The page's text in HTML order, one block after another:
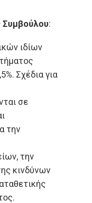
:
ιδίων
Σχέδια για
σε
την
την
κινδύνων